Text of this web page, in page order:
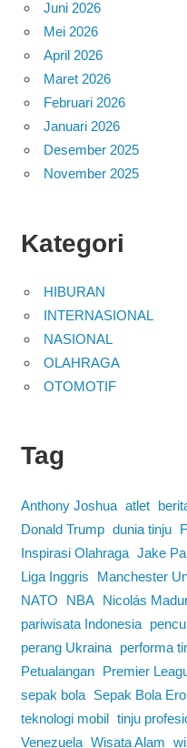
Juni 2026
Mei 2026
April 2026
Maret 2026
Februari 2026
Januari 2026
Desember 2025
November 2025
Kategori
HIBURAN
INTERNASIONAL
NASIONAL
OLAHRAGA
OTOMOTIF
Tag
Anthony Joshua atlet
Donald Trump dunia tinju
Inspirasi Olahraga Jake
Liga Inggris
Manchester
NATO
NBA Nicolás
pariwisata Indonesia
perang Ukraina
performa
Petualangan
Premier
sepak bola
Sepak Bola
teknologi mobil tinju
Venezuela Wisata Alam